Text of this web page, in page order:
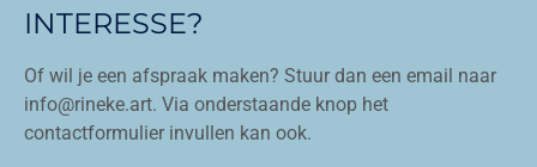
INTERESSE?
Of wil je een afspraak maken? Stuur dan een email naar
info@rineke.art. Via onderstaande knop het
contactformulier invullen kan ook.